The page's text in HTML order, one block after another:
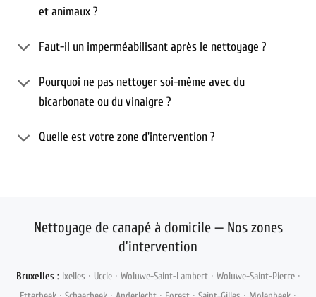
et animaux ?
Faut-il un imperméabilisant après le nettoyage ?
Pourquoi ne pas nettoyer soi-même avec du
bicarbonate ou du vinaigre ?
Quelle est votre zone d'intervention ?
Nettoyage de canapé à domicile — Nos zones
d’intervention
Bruxelles :Ixelles · Uccle · Woluwe-Saint-Lambert · Woluwe-Saint-Pierre ·